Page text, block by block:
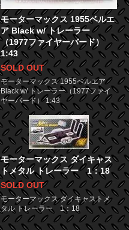
モーターマックス 1955ベルエ
ア Black w/ トレーラー
（1977ファイヤーバード）
1:43
SOLD OUT
モーターマックス 1955ベルエア
Black w/ トレーラー（1977ファイ
ヤーバード） 1:43
モーターマックス ダイキャス
トメタル トレーラー 1：18
SOLD OUT
モーターマックス ダイキャストメ
タル トレーラー 1：18